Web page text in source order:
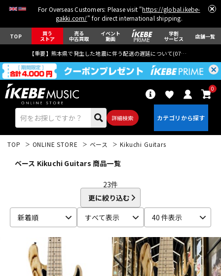
For Overseas Customers: Please visit "https://global.ikebe-
gakki.com/" for direct international shipping.
TOP 買う
ストア
売る
中古買取
イベント
動画
学割
サービス 店舗一覧
【重要】熊本県で発生した地震に伴う配送の遅延について(07月29日
詳細検索
0
ベース ウクレレ
ドラム パーカッション
TOP ONLINE STORE ベース Kikuchi Guitars
ベース Kikuchi Guitars 商品一覧
23件
更に絞り込む
新着順
すべて表示 40 件表示